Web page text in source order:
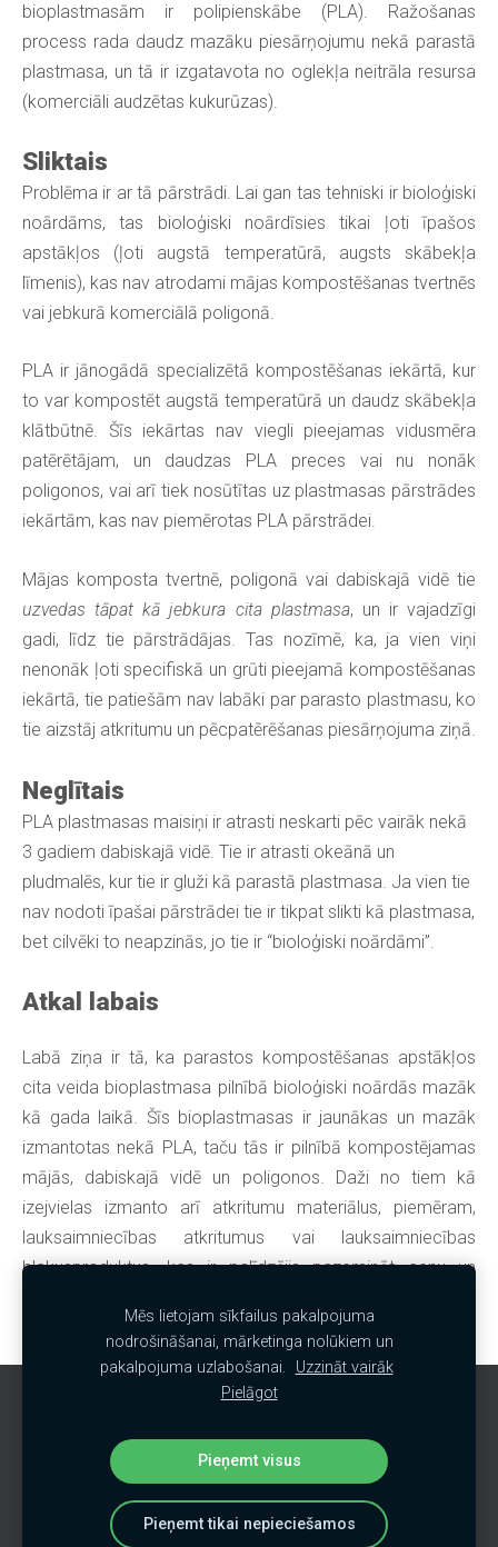
bioplastmasām ir polipienskābe (PLA). Ražošanas
process rada daudz mazāku piesārņojumu nekā parastā
plastmasa, un tā ir izgatavota no oglekļa neitrāla resursa
(komerciāli audzētas kukurūzas).
Sliktais
Problēma ir ar tā pārstrādi. Lai gan tas tehniski ir bioloģiski
noārdāms, tas bioloģiski noārdīsies tikai ļoti īpašos
apstākļos (ļoti augstā temperatūrā, augsts skābekļa
līmenis), kas nav atrodami mājas kompostēšanas tvertnēs
vai jebkurā komerciālā poligonā.
PLA ir jānogādā specializētā kompostēšanas iekārtā, kur
to var kompostēt augstā temperatūrā un daudz skābekļa
klātbūtnē. Šīs iekārtas nav viegli pieejamas vidusmēra
patērētājam, un daudzas PLA preces vai nu nonāk
poligonos, vai arī tiek nosūtītas uz plastmasas pārstrādes
iekārtām, kas nav piemērotas PLA pārstrādei.
Mājas komposta tvertnē, poligonā vai dabiskajā vidē tie
uzvedas tāpat kā jebkura cita plastmasa, un ir vajadzīgi
gadi, līdz tie pārstrādājas. Tas nozīmē, ka, ja vien viņi
nenonāk ļoti specifiskā un grūti pieejamā kompostēšanas
iekārtā, tie patiešām nav labāki par parasto plastmasu, ko
tie aizstāj atkritumu un pēcpatērēšanas piesārņojuma ziņā.
Neglītais
PLA plastmasas maisiņi ir atrasti neskarti pēc vairāk nekā
3 gadiem dabiskajā vidē. Tie ir atrasti okeānā un
pludmalēs, kur tie ir gluži kā parastā plastmasa. Ja vien tie
nav nodoti īpašai pārstrādei tie ir tikpat slikti kā plastmasa,
bet cilvēki to neapzinās, jo tie ir “bioloģiski noārdāmi”.
Atkal labais
Labā ziņa ir tā, ka parastos kompostēšanas apstākļos
cita veida bioplastmasa pilnībā bioloģiski noārdās mazāk
kā gada laikā. Šīs bioplastmasas ir jaunākas un mazāk
izmantotas nekā PLA, taču tās ir pilnībā kompostējamas
mājās, dabiskajā vidē un poligonos. Daži no tiem kā
izejvielas izmanto arī atkritumu materiālus, piemēram,
lauksaimniecības atkritumus vai lauksaimniecības
blakusproduktus, kas ir palīdzējis pazemināt cenu un
Sīkdatnes
Mēs lietojam sīkfailus pakalpojuma
nodrošināšanai, mārketinga nolūkiem un
pakalpojuma uzlabošanai.
Uzzināt vairāk
Pielāgot
Pieņemt visus
Pieņemt tikai nepieciešamos